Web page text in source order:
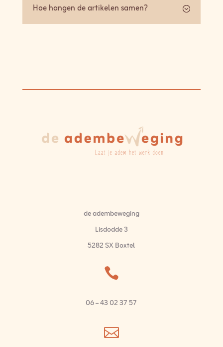
Hoe hangen de artikelen samen?
de adembeweging
Lisdodde 3
5282 SX Boxtel

06 – 43 02 37 57
